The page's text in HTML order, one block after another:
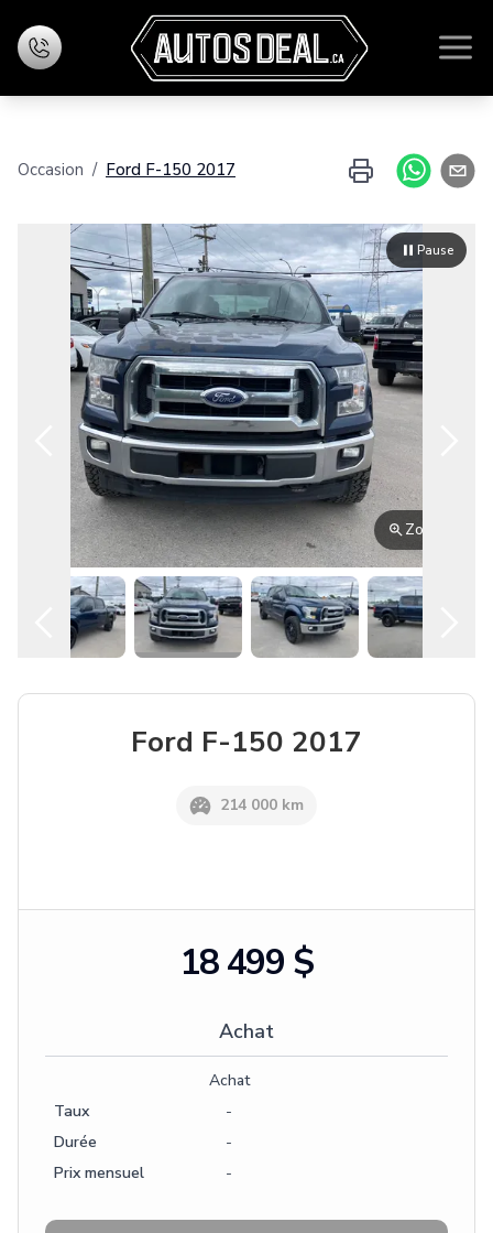
Financement
Évaluez votre échange
Nous joindre
Français Location
Occasion / Ford F-150 2017
Pause
Zoom
Ford F-150 2017
214 000 km
18 499 $
Achat
Achat
Taux
-
Durée
-
Prix mensuel
-